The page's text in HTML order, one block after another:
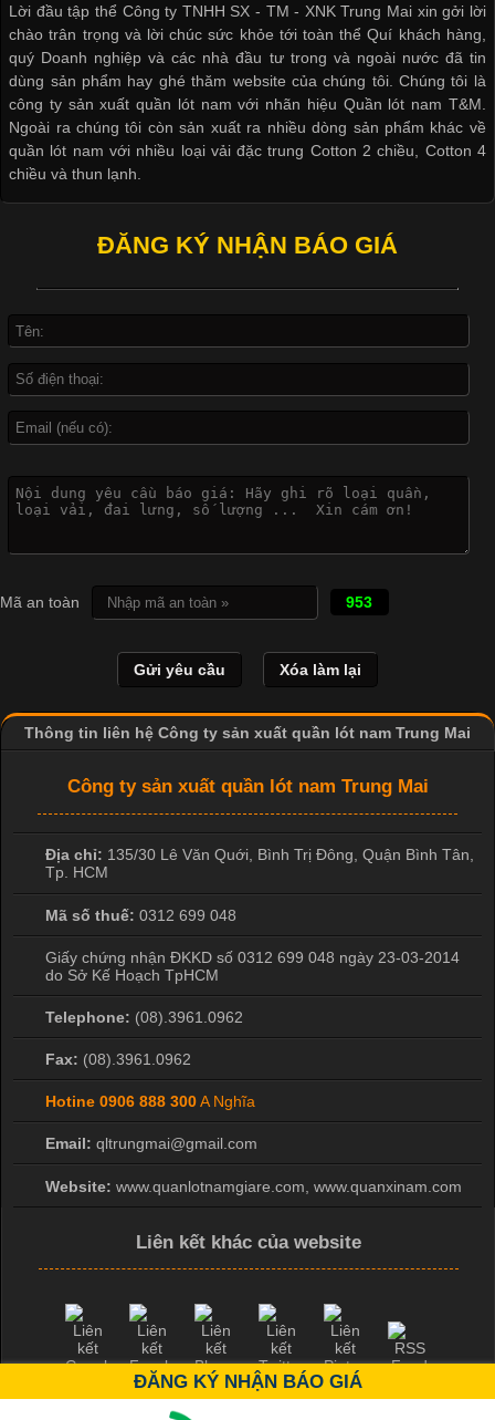
khác nhau để phù hợp với từng phong cách thời trang và nhu
cầu
Khám Phá Áo Phông Trang Phục Phổ Biến Nhất Hiện Nay
Áo phông là một trong những trang phục phổ biến nhất trong
Không chỉ xuất hiện trong thời trang thường ngày, áo phông còn
được ứng dụng rộng rãi trong ngành sản xuất may mặc, đặc
biệt là các sản phẩm từ vải thun. Hiện nay,
Đại
Cập nhật 2026-04-21 15:41:03
In Chuyển Nhiệt Là Gì? Công Nghệ In Hiện Đại Trong Ngành
May Mặc Trong ngành in ấn và thời trang, in chuyển nhiệt đang
hình ảnh sắc nét và bền màu. Đặc biệt, kỹ thuật này được ứng
dụng rộng rãi trong sản xuất áo thun, đồ thể thao
Lời đầu tập thể Công ty TNHH SX - TM - XNK Trung Mai xin gởi lời
chào trân trọng và lời chúc sức khỏe tới toàn thể Quí khách hàng,
quý Doanh nghiệp và các nhà đầu tư trong và ngoài nước đã tin
dùng sản phẩm hay ghé thăm website của chúng tôi. Chúng tôi là
công ty sản xuất quần lót nam với nhãn hiệu Quần lót nam T&M.
Ngoài ra chúng tôi còn sản xuất ra nhiều dòng sản phẩm khác về
quần lót nam với nhiều loại vải đặc trung Cotton 2 chiều, Cotton 4
chiều và thun lạnh.
ĐĂNG KÝ NHẬN BÁO GIÁ
Mã an toàn 953
Thông tin liên hệ Công ty sản xuất quần lót nam Trung Mai
Công ty sản xuất quần lót nam Trung Mai
Địa chỉ: 135/30 Lê Văn Quới, Bình Trị Đông, Quận Bình Tân,
Tp. HCM
Mã số thuế: 0312 699 048
Giấy chứng nhận ĐKKD số 0312 699 048 ngày 23-03-2014
do Sở Kế Hoạch TpHCM
Telephone: (08).3961.0962
Fax: (08).3961.0962
Hotine 0906 888 300A Nghĩa
Email: qltrungmai@gmail.com
Website: www.quanlotnamgiare.com, www.quanxinam.com
Liên kết khác của website
ĐĂNG KÝ NHẬN BÁO GIÁ